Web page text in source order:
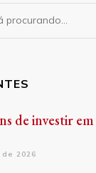
de investir
2026